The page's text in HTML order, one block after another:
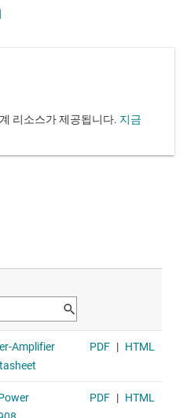
리소스가 제공됩니다. 지금